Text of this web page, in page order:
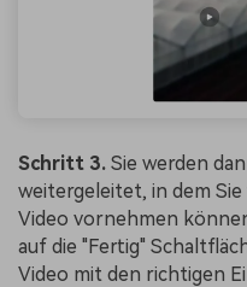
Schritt 3. Sie werden
weitergeleitet, in dem
Video vornehmen
auf die "Fertig"
Video mit den richtigen